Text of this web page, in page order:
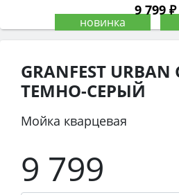
9 799 ₽
GRANFEST URBAN
ТЕМНО-СЕРЫЙ
Мойка кварцевая
9 799